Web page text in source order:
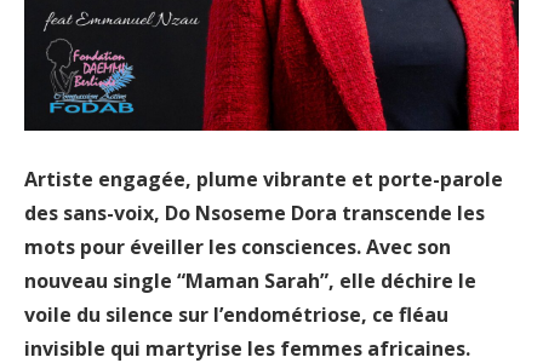
Artiste engagée, plume vibrante et porte-parole
des sans-voix, Do Nsoseme Dora transcende les
mots pour éveiller les consciences. Avec son
nouveau single “Maman Sarah”, elle déchire le
voile du silence sur l’endométriose, ce fléau
invisible qui martyrise les femmes africaines.